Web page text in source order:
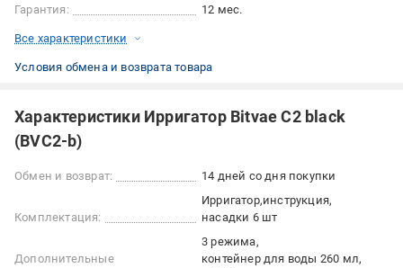
Гарантия:
12 мес.
Все характеристики
Условия обмена и возврата товара
Характеристики Ирригатор Bitvae C2 black
(BVC2-b)
Обмен и возврат: 14 дней со дня покупки
Комплектация:
Ирригатор инструкция
насадки 6 шт
Дополнительные
3 режима
контейнер для воды 260 мл